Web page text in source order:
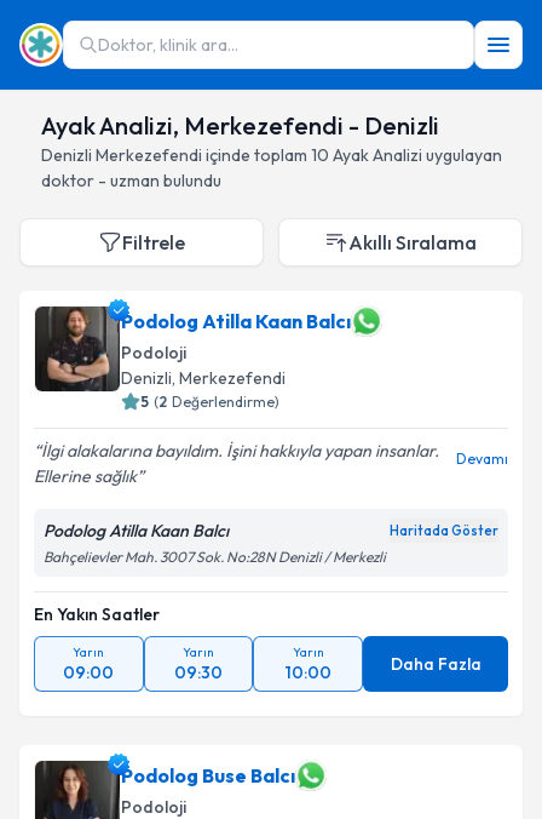
Doktor, klinik ara...
Ayak Analizi, Merkezefendi - Denizli
Denizli Merkezefendi içinde toplam 10 Ayak Analizi uygulayan
doktor - uzman bulundu
Filtrele Akıllı Sıralama
Podolog Atilla Kaan Balcı
Podoloji
Denizli, Merkezefendi
5 (2 Değerlendirme)
İlgi alakalarına bayıldım. İşini hakkıyla yapan insanlar.
Ellerine sağlık
Devamı
Podolog Atilla Kaan Balcı Haritada Göster
Bahçelievler Mah. 3007 Sok. No:28N Denizli / Merkezli
En Yakın Saatler
Yarın
09:00
Yarın
09:30
Yarın
10:00 Daha Fazla
Podolog Buse Balcı
Podoloji